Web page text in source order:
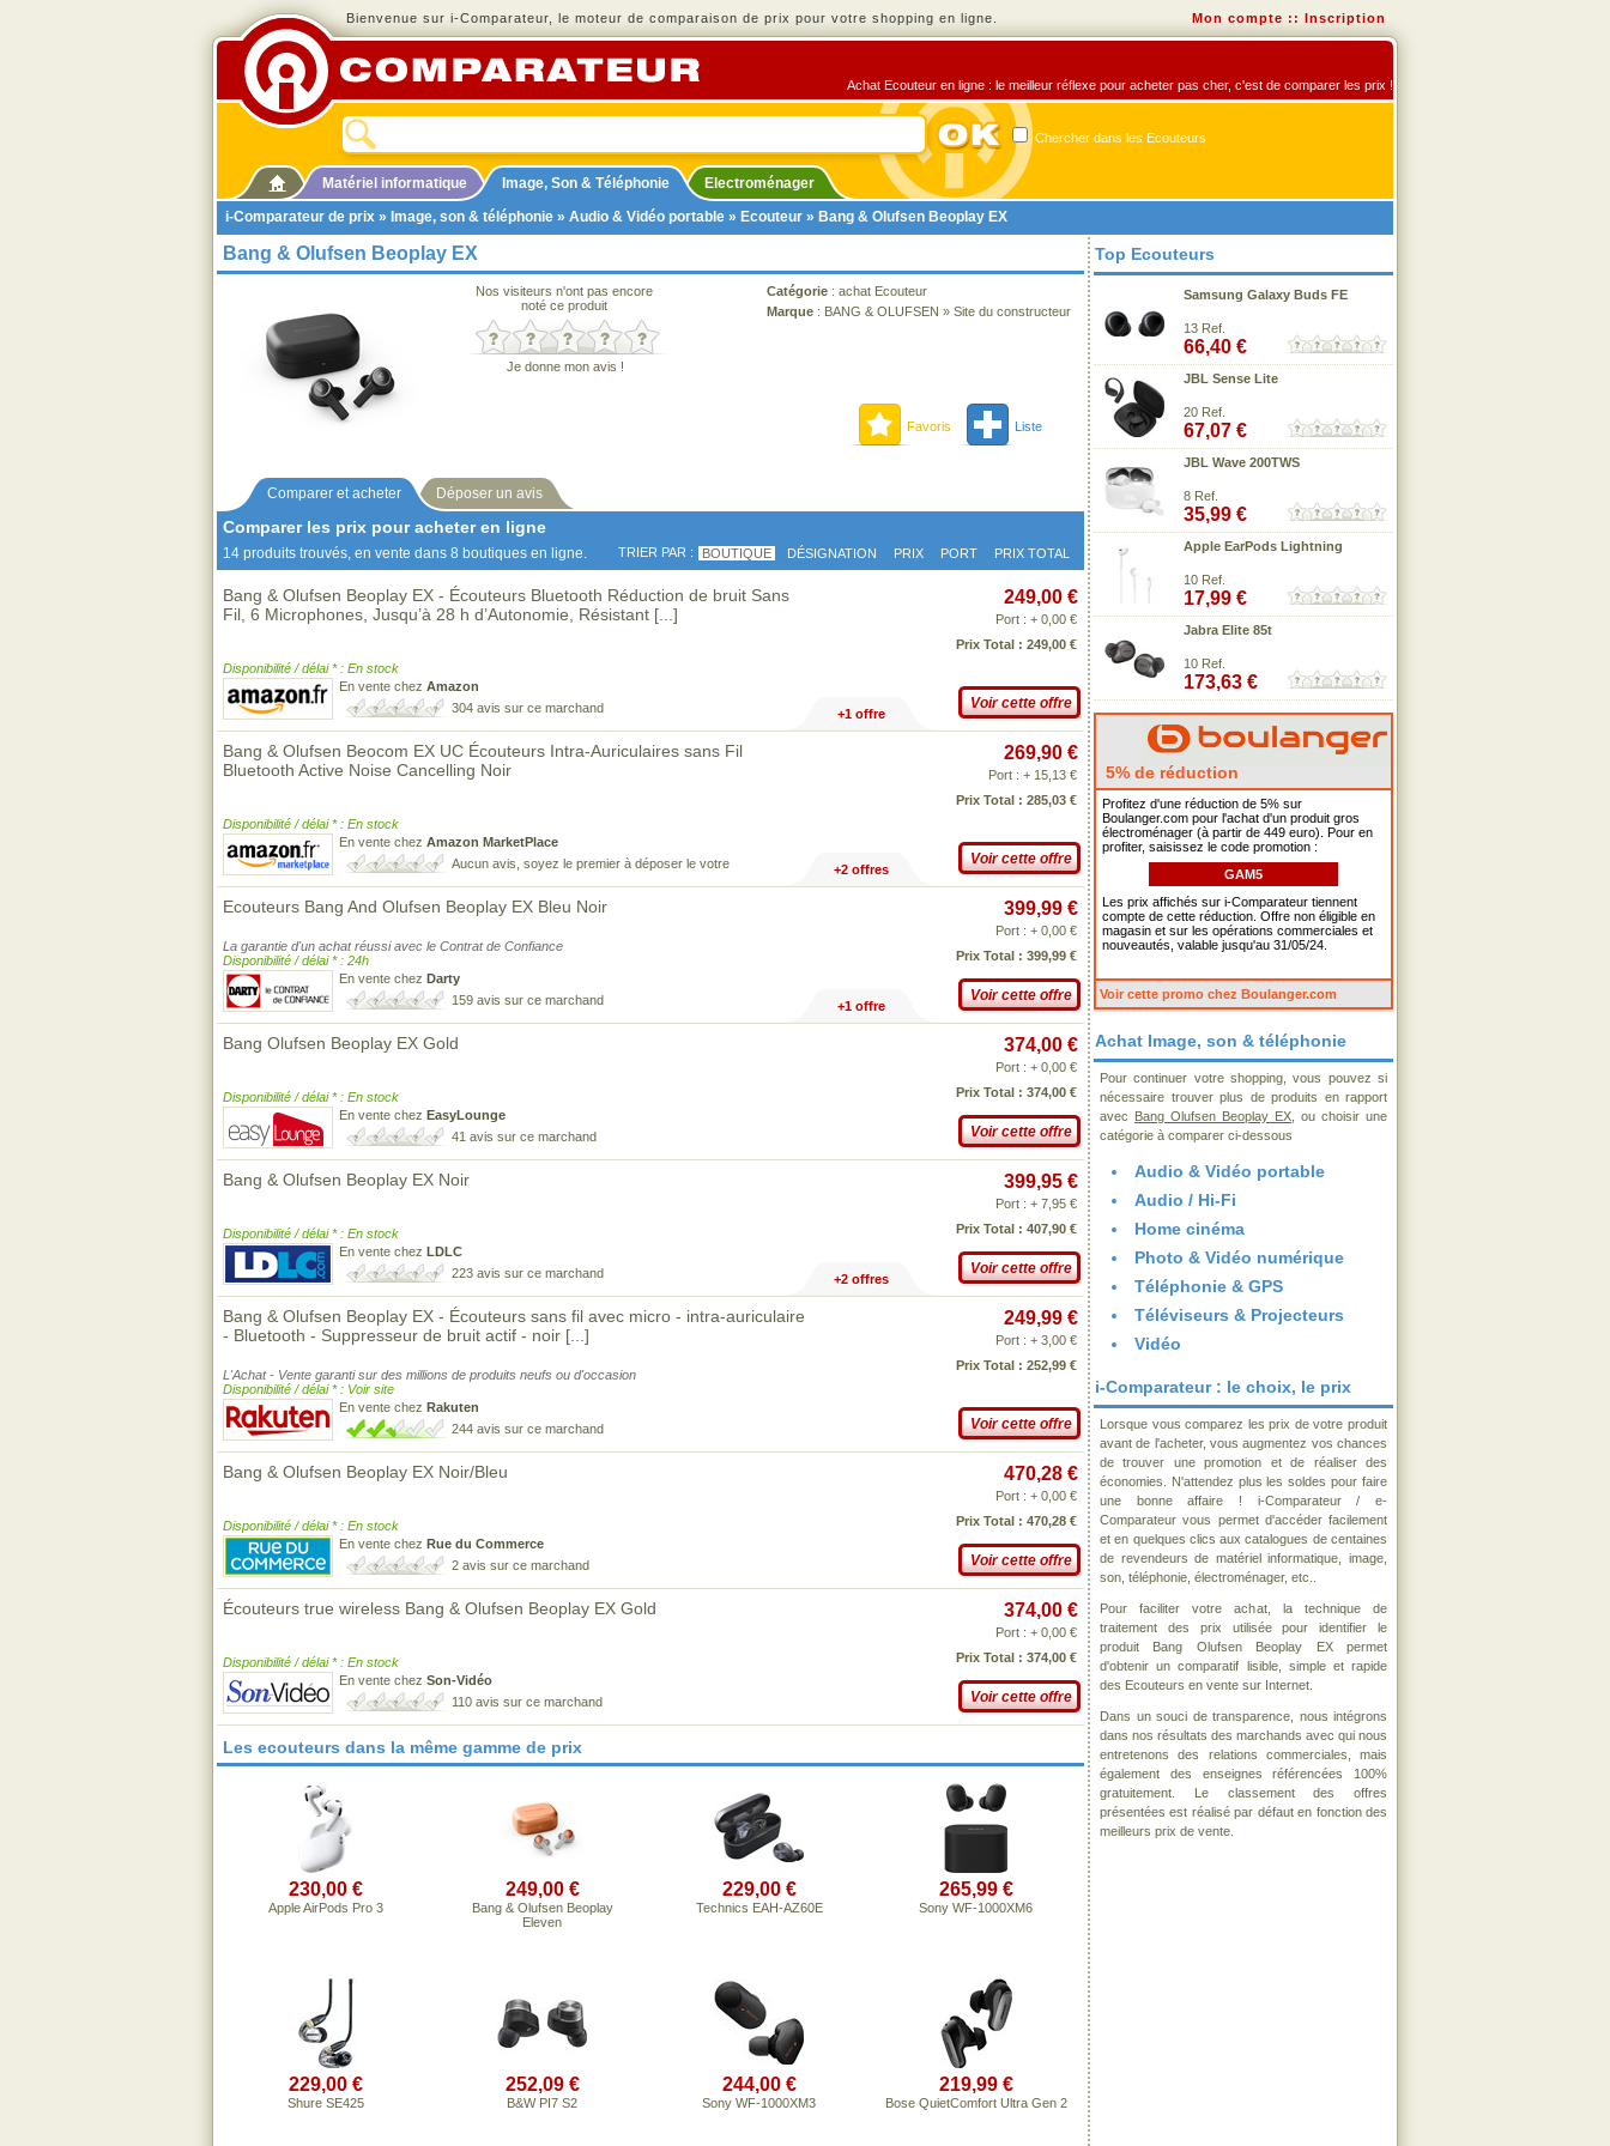
Bienvenue sur i-Comparateur, le moteur de comparaison de prix pour votre shopping en ligne. Mon compte :: Inscription
Achat Ecouteur en ligne : le meilleur réflexe pour acheter pas cher, c'est de comparer les prix !
Chercher dans les Ecouteurs
Matériel informatique Image, Son & Téléphonie
Electroménager
i-Comparateur de prix » Image, son & téléphonie » Audio & Vidéo portable » Ecouteur » Bang & Olufsen Beoplay EX
Bang & Olufsen Beoplay EX
Nos visiteurs n'ont pas encore
noté ce produit
Je donne mon avis !
Catégorie : achat Ecouteur
Marque : BANG & OLUFSEN » Site du constructeur
Favoris Liste
Comparer et acheter Déposer un avis
Comparer les prix pour acheter en ligne
14 produits trouvés, en vente dans 8 boutiques en ligne. TRIER PAR : BOUTIQUE DÉSIGNATION PRIX PORT PRIX TOTAL
Bang & Olufsen Beoplay EX - Écouteurs Bluetooth Réduction de bruit Sans
Fil, 6 Microphones, Jusqu’à 28 h d’Autonomie, Résistant [...]
Disponibilité / délai * : En stock
En vente chez Amazon
304 avis sur ce marchand
249,00 €
Port : + 0,00 €
Prix Total : 249,00 €
Voir cette offre
+1 offre
Bang & Olufsen Beocom EX UC Écouteurs Intra-Auriculaires sans Fil
Bluetooth Active Noise Cancelling Noir
Disponibilité / délai * : En stock
En vente chez Amazon MarketPlace
Aucun avis, soyez le premier à déposer le votre
269,90 €
Port : + 15,13 €
Prix Total : 285,03 €
Voir cette offre
+2 offres
Ecouteurs Bang And Olufsen Beoplay EX Bleu Noir
La garantie d'un achat réussi avec le Contrat de Confiance
Disponibilité / délai * : 24h
En vente chez Darty
159 avis sur ce marchand
399,99 €
Port : + 0,00 €
Prix Total : 399,99 €
Voir cette offre
+1 offre
Bang Olufsen Beoplay EX Gold
Disponibilité / délai * : En stock
En vente chez EasyLounge
41 avis sur ce marchand
374,00 €
Port : + 0,00 €
Prix Total : 374,00 €
Voir cette offre
Bang & Olufsen Beoplay EX Noir
Disponibilité / délai * : En stock
En vente chez LDLC
223 avis sur ce marchand
399,95 €
Port : + 7,95 €
Prix Total : 407,90 €
Voir cette offre
+2 offres
Bang & Olufsen Beoplay EX - Écouteurs sans fil avec micro - intra-auriculaire
- Bluetooth - Suppresseur de bruit actif - noir [...]
L'Achat - Vente garanti sur des millions de produits neufs ou d'occasion
Disponibilité / délai * : Voir site
En vente chez Rakuten
244 avis sur ce marchand
249,99 €
Port : + 3,00 €
Prix Total : 252,99 €
Voir cette offre
Bang & Olufsen Beoplay EX Noir/Bleu
Disponibilité / délai * : En stock
En vente chez Rue du Commerce
2 avis sur ce marchand
470,28 €
Port : + 0,00 €
Prix Total : 470,28 €
Voir cette offre
Écouteurs true wireless Bang & Olufsen Beoplay EX Gold
Disponibilité / délai * : En stock
En vente chez Son-Vidéo
110 avis sur ce marchand
374,00 €
Port : + 0,00 €
Prix Total : 374,00 €
Voir cette offre
Les ecouteurs dans la même gamme de prix
230,00 €
Apple AirPods Pro 3
249,00 €
Bang & Olufsen Beoplay
Eleven
229,00 €
Technics EAH-AZ60E
265,99 €
Sony WF-1000XM6
229,00 €
Shure SE425
252,09 €
B&W PI7 S2
244,00 €
Sony WF-1000XM3
219,99 €
Bose QuietComfort Ultra Gen 2
Top Ecouteurs
Samsung Galaxy Buds FE
13 Ref.
66,40 €
JBL Sense Lite
20 Ref.
67,07 €
JBL Wave 200TWS
8 Ref.
35,99 €
Apple EarPods Lightning
10 Ref.
17,99 €
Jabra Elite 85t
10 Ref.
173,63 €
5% de réduction
Profitez d'une réduction de 5% sur
Boulanger.com pour l'achat d'un produit gros
électroménager (à partir de 449 euro). Pour en
profiter, saisissez le code promotion :
GAM5
Les prix affichés sur i-Comparateur tiennent
compte de cette réduction. Offre non éligible en
magasin et sur les opérations commerciales et
nouveautés, valable jusqu'au 31/05/24.
Voir cette promo chez Boulanger.com
Achat Image, son & téléphonie
Pour continuer votre shopping, vous pouvez si
nécessaire trouver plus de produits en rapport
avec Bang Olufsen Beoplay EX , ou choisir une
catégorie à comparer ci-dessous
Audio & Vidéo portable
Audio / Hi-Fi
Home cinéma
Photo & Vidéo numérique
Téléphonie & GPS
Téléviseurs & Projecteurs
Vidéo
i-Comparateur : le choix, le prix
Lorsque vous comparez les prix de votre produit
avant de l'acheter, vous augmentez vos chances
de trouver une promotion et de réaliser des
économies. N'attendez plus les soldes pour faire
une bonne affaire ! i-Comparateur / e-
Comparateur vous permet d'accéder facilement
et en quelques clics aux catalogues de centaines
de revendeurs de matériel informatique, image,
son, téléphonie, électroménager, etc..
Pour faciliter votre achat, la technique de
traitement des prix utilisée pour identifier le
produit Bang Olufsen Beoplay EX permet
d'obtenir un comparatif lisible, simple et rapide
des Ecouteurs en vente sur Internet.
Dans un souci de transparence, nous intégrons
dans nos résultats des marchands avec qui nous
entretenons des relations commerciales, mais
également des enseignes référencées 100%
gratuitement. Le classement des offres
présentées est réalisé par défaut en fonction des
meilleurs prix de vente.